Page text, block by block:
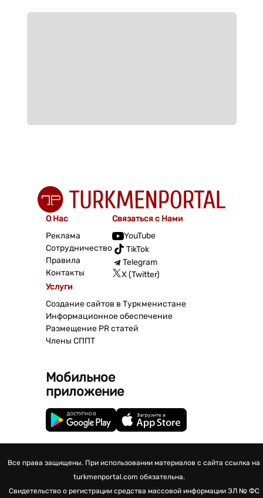
О Нас
Реклама
Сотрудничество
Правила
Контакты
Связаться с Нами
YouTube
TikTok
Telegram
X (Twitter)
Услуги
Создание сайтов в Туркменистане
Информационное обеспечение
Размещение PR статей
Члены СППТ
Мобильное
приложение
Все права защищены. При использовании материалов с сайта ссылка на
turkmenportal.com обязательна.
Свидетельство о регистрации средства массовой информации ЭЛ № ФС